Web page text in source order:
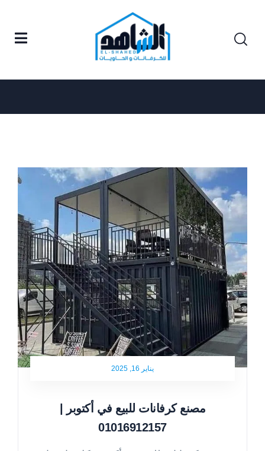
Posts tagged "كرفانات أكتوبر."
يناير 16, 2025
مصنع كرفانات للبيع في أكتوبر |
01016912157